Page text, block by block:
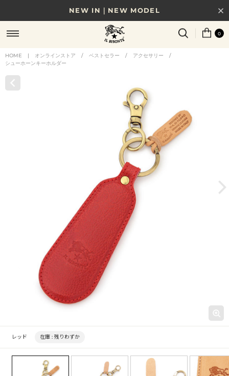
NEW IN｜NEW MODEL
8/17(月)10時まで｜税込11,000円以上で送料無料
贈る相手やシーンから選べる、新しいギフトガイド
0
HOME | オンラインストア / ベストセラー / アクセサリー
/
シューホーンキーホルダー
レッド 在庫 : 残りわずか